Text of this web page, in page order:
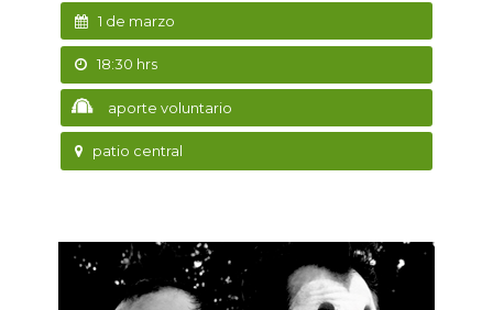
1 de marzo
18:30 hrs
aporte voluntario
patio central